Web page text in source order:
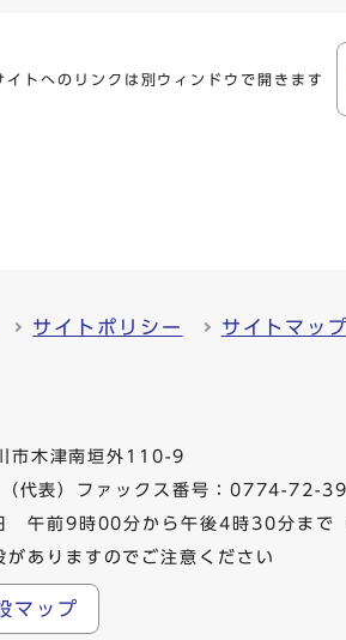
イトへのリンクは別ウィンドウで開きます
サイトポリシー サイトマップ
木津南垣外110-9
（代表）ファックス番号：0774-72-
午前9時00分から午後4時30分まで（
ありますのでご注意ください
マップ